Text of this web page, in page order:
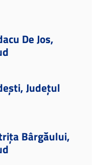
De Jos,
Județul
Bârgăului,